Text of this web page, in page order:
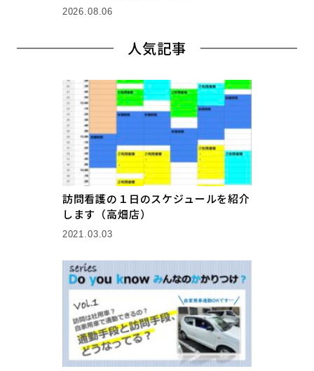
2026.08.06
人気記事
訪問看護の１日のスケジュールを紹介
します（高畑店）
2021.03.03